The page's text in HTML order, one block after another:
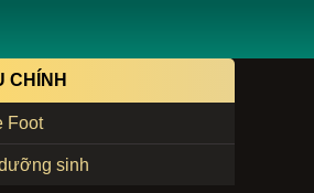
CHÍNH
Foot
sinh